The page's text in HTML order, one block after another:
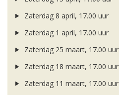
Zaterdag 8 april, 17.00 uur
Zaterdag 1 april, 17.00 uur
Zaterdag 25 maart, 17.00 uur
Zaterdag 18 maart, 17.00 uur
Zaterdag 11 maart, 17.00 uur